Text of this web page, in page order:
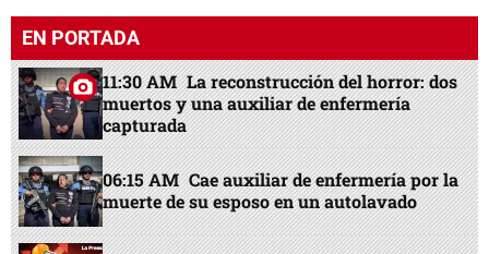
EN PORTADA
11:30 AM La reconstrucción del horror: dos
muertos y una auxiliar de enfermería
capturada
06:15 AM Cae auxiliar de enfermería por la
muerte de su esposo en un autolavado